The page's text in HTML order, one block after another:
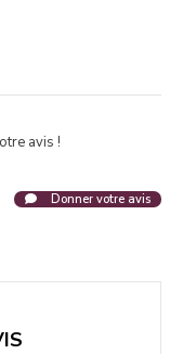
avis !
Donner votre avis